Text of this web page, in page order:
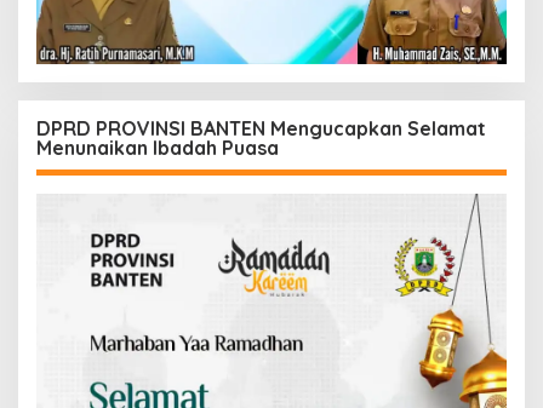
DPRD PROVINSI BANTEN Mengucapkan Selamat
Menunaikan Ibadah Puasa